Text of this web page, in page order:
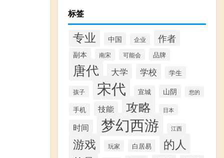
标签
专业 中国 企业 作者
副本 南宋 可能会 品牌
唐代 大学 学校 学生
孩子 宋代 宣城 山阴 您的
手机 技能 攻略 日本
时间 梦幻西游 江西
游戏 玩家 白居易 的人